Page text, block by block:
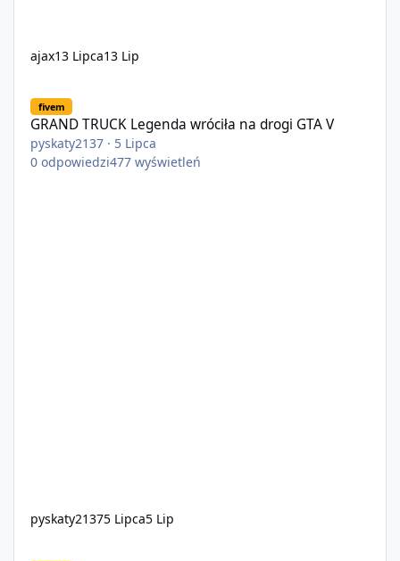
ajax13 Lipca13 Lip
fivem
GRAND TRUCK Legenda wróciła na drogi GTA V
pyskaty2137 · 5 Lipca
0 odpowiedzi477 wyświetleń
pyskaty21375 Lipca5 Lip